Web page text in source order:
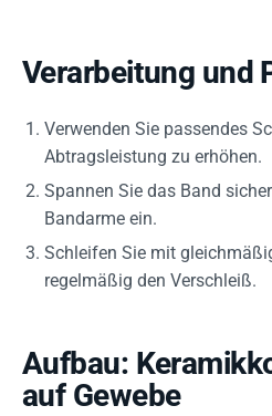
Verarbeitung und
Verwenden Sie passendes
Abtragsleistung zu erhöhen.
Spannen Sie das Band
Bandarme ein.
Schleifen Sie mit
regelmäßig den Verschleiß.
Aufbau:
auf Gewebe